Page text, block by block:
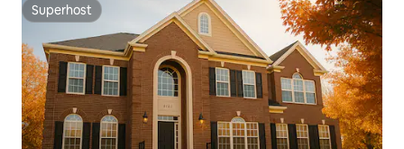
Superhost
Superhost